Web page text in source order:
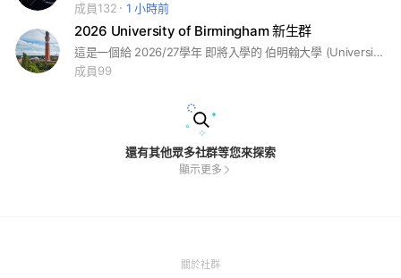
成員132
1 小時前
2026 University of Birmingham 新生群
這是一個給 2026/27學年 即將入學的 伯明翰大學 (University of Birmingham) 新生 專屬社團！🎉 在這裡，你可以： ✅ 獲取最新的入學資訊、學校公告與重要提醒 ✅ 交流住宿、課程選擇、簽證、機票等相關問題 ✅ 分享學習心得、生活技巧，讓適應英國生活更輕鬆 ✅ 規劃迎新活動、結伴同行，開啟難忘的大學旅程 無論你是本科生 (UG) 還是研究生 (PG)，都歡迎加入這個社團，一起迎接全新的伯明翰大學生活！ 📌 請確認你的入學資格，以確保社團成員都是即將入學的伯明翰大學學生。
成員99
還有其他眾多社群等您來探索
顯示更多
關於社群(Open